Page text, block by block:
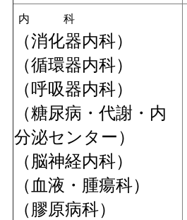
内 科
（消化器内科）
（循環器内科）
（呼吸器内科）
（糖尿病・代謝・内
分泌センター）
（脳神経内科）
（血液・腫瘍科）
（膠原病科）